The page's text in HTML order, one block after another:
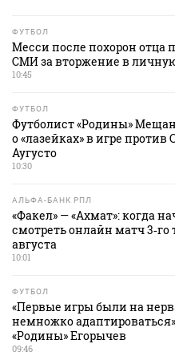
ФУТБОЛ
Месси после похорон отца
СМИ за вторжение в
10:45
ФУТБОЛ
Футболист «Родины»
о «лазейках» в игре против
Аугусто
10:30
АЛЬФА-БАНК РПЛ
«Факел» — «Ахмат»: когда
смотреть онлайн матч 3‑го
августа
10:01
ФУТБОЛ
«Первые игры были на
немножко
«Родины» Егорычев
09:46